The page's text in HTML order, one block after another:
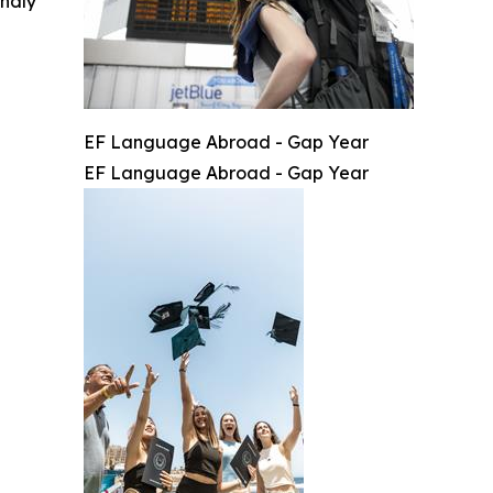
EF Language Abroad - Gap Year
EF Language Abroad - Gap Year